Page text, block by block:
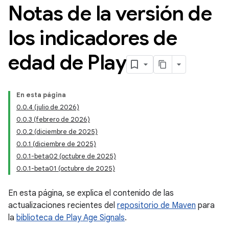
Notas de la versión de
los indicadores de
edad de Play
En esta página
0.0.4 (julio de 2026)
0.0.3 (febrero de 2026)
0.0.2 (diciembre de 2025)
0.0.1 (diciembre de 2025)
0.0.1-beta02 (octubre de 2025)
0.0.1-beta01 (octubre de 2025)
En esta página, se explica el contenido de las
actualizaciones recientes del repositorio de Maven para
la biblioteca de Play Age Signals.